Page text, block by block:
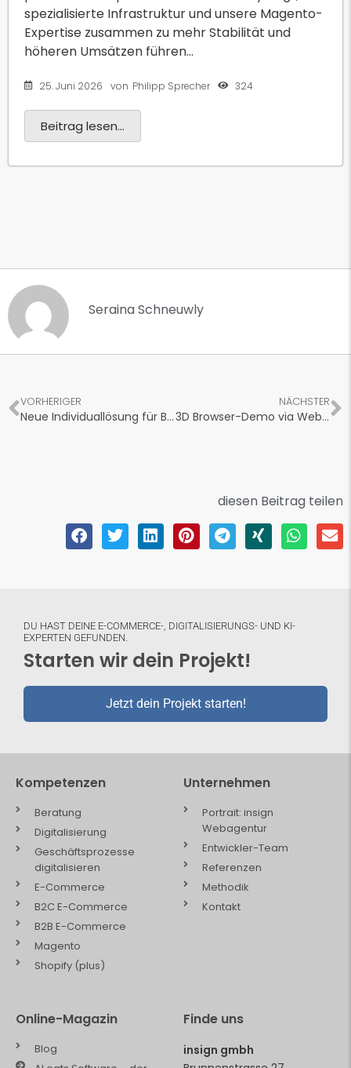
25. Juni 2026 von Philipp Sprecher 324
spezialisierte Infrastruktur und unsere Magento-
Expertise zusammen zu mehr Stabilität und
höheren Umsätzen führen...
Beitrag lesen...
Seraina Schneuwly
VORHERIGER
Neue Individuallösung für Beobachter-Kunden
NÄCHSTER
3D Browser-Demo via WebVR
diesen Beitrag teilen
DU HAST DEINE E-COMMERCE-, DIGITALISIERUNGS- UND KI-
EXPERTEN GEFUNDEN.
Starten wir dein Projekt!
Jetzt dein Projekt starten!
Kompetenzen
Beratung
Digitalisierung
Geschäftsprozesse
digitalisieren
E-Commerce
B2C E-Commerce
B2B E-Commerce
Magento
Shopify (plus)
Unternehmen
Portrait: insign
Webagentur
Entwickler-Team
Referenzen
Methodik
Kontakt
Online-Magazin
Blog
Finde uns
insign gmbh